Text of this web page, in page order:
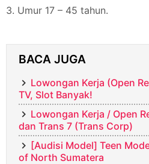
3. Umur 17 – 45 tahun.
BACA JUGA
Lowongan Kerja (Open
TV, Slot Banyak!
Lowongan Kerja / Open
dan Trans 7 (Trans Corp)
[Audisi Model] Teen
of North Sumatera